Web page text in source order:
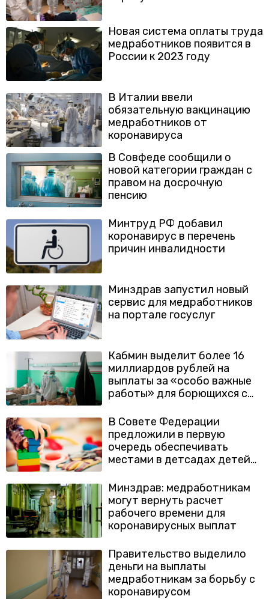
Новая система оплаты труда
медработников появится в
России к 2023 году
В Италии ввели
обязательную вакцинацию
медработников от
коронавируса
В Совфеде сообщили о
новой категории граждан с
правом на досрочную
пенсию
Минтруд РФ добавил
коронавирус в перечень
причин инвалидности
Минздрав запустил новый
сервис для медработников
на портале госуслуг
Кабмин выделит более 16
миллиардов рублей на
выплаты за «особо важные
работы» для борющихся с
В Совете Федерации
предложили в первую
очередь обеспечивать
местами в детсадах детей
Минздрав: медработникам
могут вернуть расчет
рабочего времени для
коронавирусных выплат
Правительство выделило
деньги на выплаты
медработникам за борьбу с
коронавирусом